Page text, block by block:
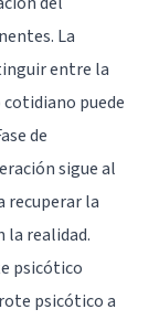
La
entre la
puede
de
sigue al
recuperar la
la realidad.
psicótico
psicótico a